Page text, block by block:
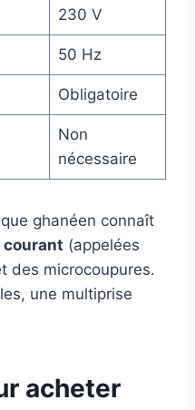
230 V
50 Hz
Obligatoire
Non
nécessaire
ghanéen connaît
courant (appelées
des microcoupures.
une multiprise
acheter